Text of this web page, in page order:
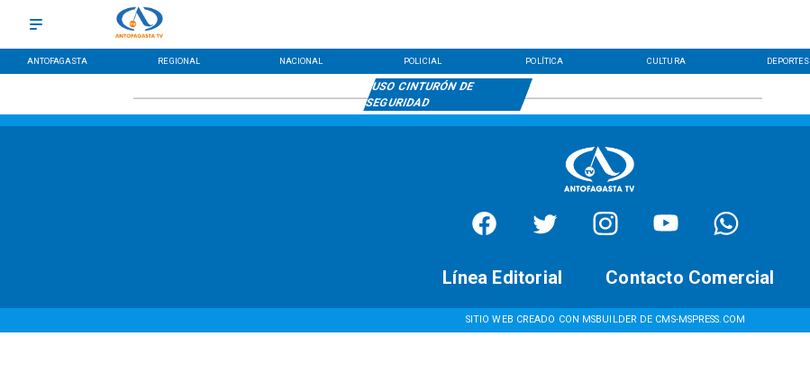
ANTOFAGASTA REGIONAL NACIONAL POLICIAL POLÍTICA CULTURA DEPORTES
USO CINTURÓN DE
SEGURIDAD
SITIO WEB CREADO CON MSBUILDER DE CMS-MSPRESS.COM
Contacto Comercial
Línea Editorial